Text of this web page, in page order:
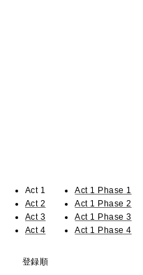
Act 1
Act 2
Act 3
Act 4
Act 1 Phase 1
Act 1 Phase 2
Act 1 Phase 3
Act 1 Phase 4
登録順